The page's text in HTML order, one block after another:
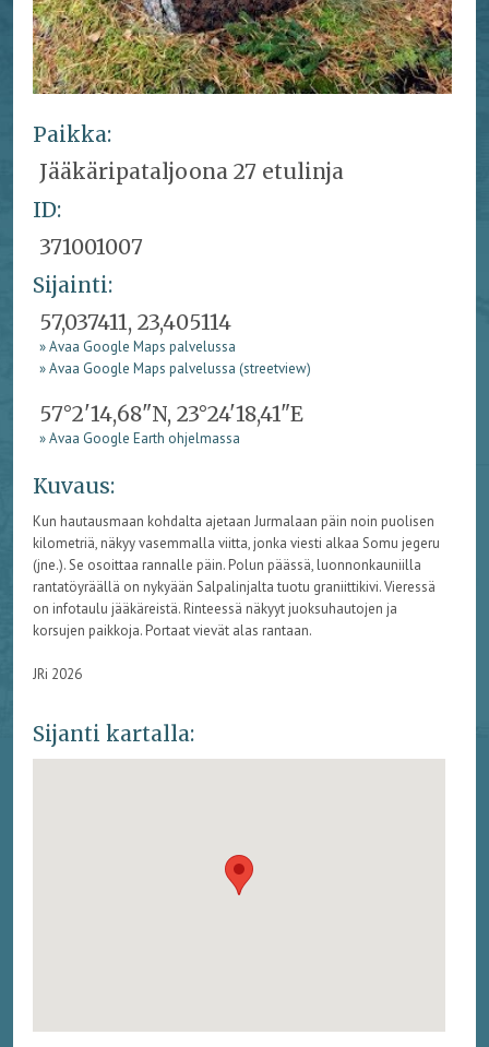
Paikka:
Jääkäripataljoona 27 etulinja
ID:
371001007
Sijainti:
57,037411, 23,405114
» Avaa Google Maps palvelussa
» Avaa Google Maps palvelussa (streetview)
57°2'14,68"N, 23°24'18,41"E
» Avaa Google Earth ohjelmassa
Kuvaus:
Kun hautausmaan kohdalta ajetaan Jurmalaan päin noin puolisen
kilometriä, näkyy vasemmalla viitta, jonka viesti alkaa Somu jegeru
(jne.). Se osoittaa rannalle päin. Polun päässä, luonnonkauniilla
rantatöyräällä on nykyään Salpalinjalta tuotu graniittikivi. Vieressä
on infotaulu jääkäreistä. Rinteessä näkyyt juoksuhautojen ja
korsujen paikkoja. Portaat vievät alas rantaan.
JRi 2026
Sijanti kartalla: